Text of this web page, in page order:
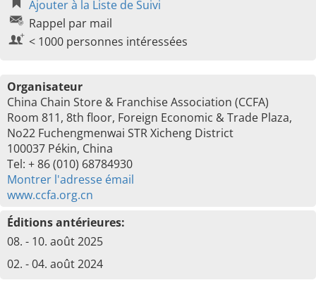
Ajouter à la Liste de Suivi
Rappel par mail
< 1000 personnes intéressées
Organisateur
China Chain Store & Franchise Association (CCFA)
Room 811, 8th floor, Foreign Economic & Trade Plaza,
No22 Fuchengmenwai STR Xicheng District
100037 Pékin, China
Tel: + 86 (010) 68784930
Montrer l'adresse émail
www.ccfa.org.cn
Éditions antérieures:
08. - 10. août 2025
02. - 04. août 2024